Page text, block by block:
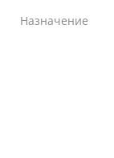
Назначение